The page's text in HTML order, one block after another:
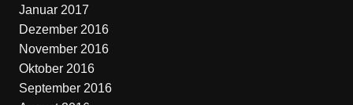
Januar 2017
Dezember 2016
November 2016
Oktober 2016
September 2016